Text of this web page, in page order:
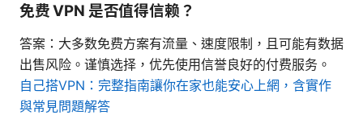
免费 VPN 是否值得信赖？
答案：大多数免费方案有流量、速度限制，且可能有数据
出售风险。谨慎选择，优先使用信誉良好的付费服务。
自己搭VPN：完整指南讓你在家也能安心上網，含實作
與常見問題解答